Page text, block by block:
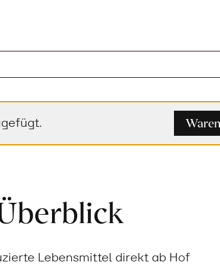
Lebensmittel direkt ab Hof